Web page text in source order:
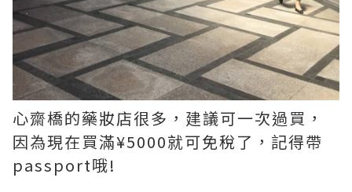
心齋橋的藥妝店很多，建議可一次過買，
因為現在買滿¥5000就可免稅了，記得帶
passport哦!